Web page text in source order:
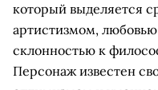
который выделяется
артистизмом,
склонностью к
Персонаж известен